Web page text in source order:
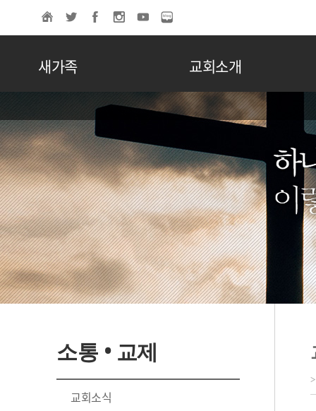
새가족 교회소개
소통 • 교제
교회소식